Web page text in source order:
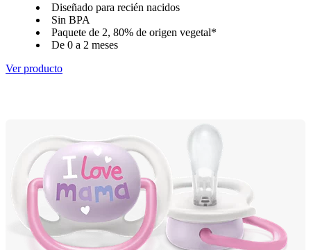
Diseñado para recién nacidos
Sin BPA
Paquete de 2, 80% de origen vegetal*
De 0 a 2 meses
Ver producto